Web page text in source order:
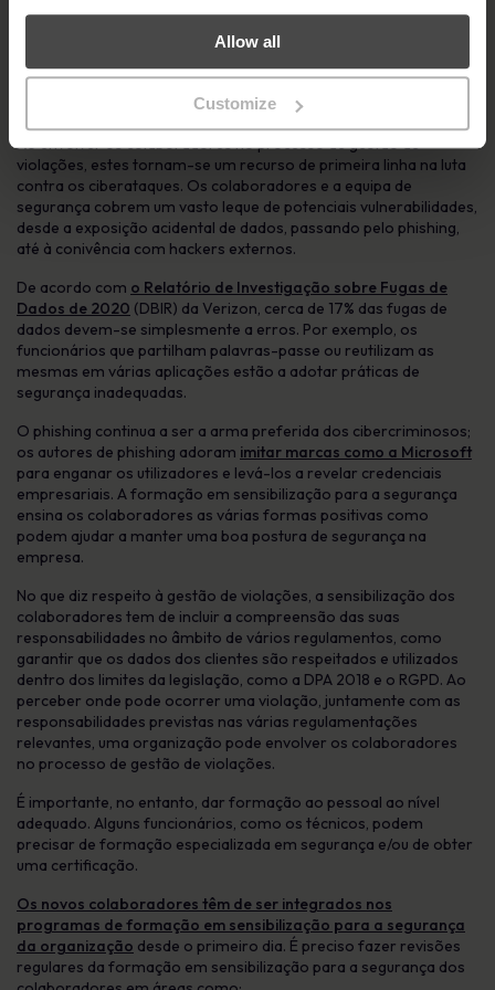
Allow all
Customize
prestadores de serviços de Internet e telecomunicações), uma
violação de dados pessoais tem de ser comunicada à
tardar 24 horas
Ao envolver os colaboradores no processo de gestão de
violações, estes tornam-se um recurso de primeira linha na luta
contra os ciberataques. Os colaboradores e a equipa de
segurança cobrem um vasto leque de potenciais vulnerabilidades,
desde a exposição acidental de dados, passando pelo phishing,
até à conivência com hackers externos.
De acordo com o Relatório de Investigação sobre Fugas de
Dados de 2020 (DBIR) da Verizon, cerca de 17% das fugas de
dados devem-se simplesmente a erros. Por exemplo, os
funcionários que partilham palavras-passe ou reutilizam as
mesmas em várias aplicações estão a adotar práticas de
segurança inadequadas.
O phishing continua a ser a arma preferida dos cibercriminosos;
os autores de phishing adoram imitar marcas como a Microsoft
para enganar os utilizadores e levá-los a revelar credenciais
empresariais. A formação em sensibilização para a segurança
ensina os colaboradores as várias formas positivas como
podem ajudar a manter uma boa postura de segurança na
empresa.
No que diz respeito à gestão de violações, a sensibilização dos
colaboradores tem de incluir a compreensão das suas
responsabilidades no âmbito de vários regulamentos, como
garantir que os dados dos clientes são respeitados e utilizados
dentro dos limites da legislação, como a DPA 2018 e o RGPD. Ao
perceber onde pode ocorrer uma violação, juntamente com as
responsabilidades previstas nas várias regulamentações
relevantes, uma organização pode envolver os colaboradores
no processo de gestão de violações.
É importante, no entanto, dar formação ao pessoal ao nível
adequado. Alguns funcionários, como os técnicos, podem
precisar de formação especializada em segurança e/ou de obter
uma certificação.
Os novos colaboradores têm de ser integrados nos
programas de formação em sensibilização para a segurança
da organização desde o primeiro dia. É preciso fazer revisões
regulares da formação em sensibilização para a segurança dos